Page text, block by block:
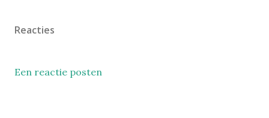
Reacties
Een reactie posten